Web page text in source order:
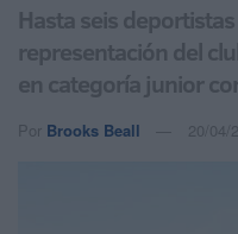
Hasta seis
representación del
en categoría junior
Por Brooks Beall 20/